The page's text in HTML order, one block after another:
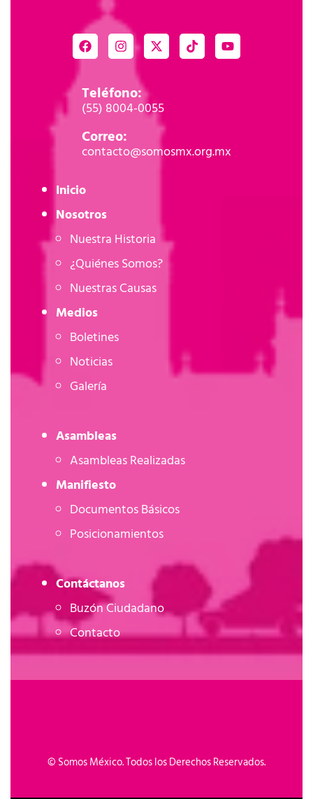
Teléfono:
(55) 8004-0055
Correo:
contacto@somosmx.org.mx
Inicio
Nosotros
Nuestra Historia
¿Quiénes Somos?
Nuestras Causas
Medios
Boletines
Noticias
Galería
Asambleas
Asambleas Realizadas
Manifiesto
Documentos Básicos
Posicionamientos
Contáctanos
Buzón Ciudadano
Contacto
© Somos México. Todos los Derechos Reservados.